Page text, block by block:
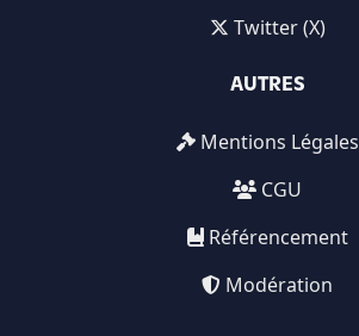
Twitter (X)
AUTRES
Mentions Légales
CGU
Référencement
Modération